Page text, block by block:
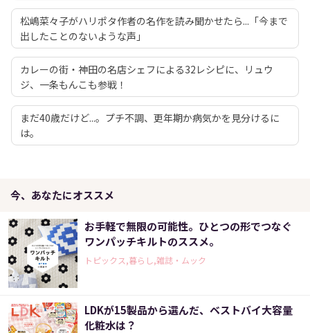
松嶋菜々子がハリポタ作者の名作を読み聞かせたら...「今まで
出したことのないような声」
カレーの街・神田の名店シェフによる32レシピに、リュウ
ジ、一条もんこも参戦！
まだ40歳だけど...。プチ不調、更年期か病気かを見分けるに
は。
今、あなたにオススメ
お手軽で無限の可能性。ひとつの形でつなぐ
ワンパッチキルトのススメ。
トピックス,暮らし,雑誌・ムック
LDKが15製品から選んだ、ベストバイ大容量
化粧水は？